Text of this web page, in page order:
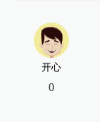
开心
0